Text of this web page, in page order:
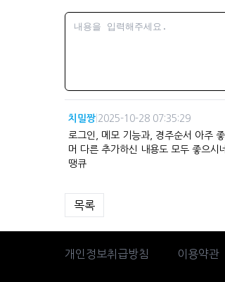
치밀짱 2025-10-28 07:35:29
로그인, 메모 기능과, 경주순서 아주 좋
머 다른 추가하신 내용도 모두 좋으시
땡큐
목록
개인정보취급방침 이용약관